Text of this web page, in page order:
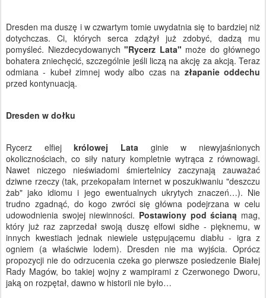
Dresden ma duszę i w czwartym tomie uwydatnia się to bardziej niż
dotychczas. Ci, których serca zdążył już zdobyć, dadzą mu
pomyśleć. Niezdecydowanych "Rycerz Lata" może do głównego
bohatera zniechęcić, szczególnie jeśli liczą na akcję za akcją. Teraz
odmiana - kubeł zimnej wody albo czas na złapanie oddechu
przed kontynuacją.
Dresden w dołku
Rycerz elfiejkrólowej Lata ginie w niewyjaśnionych
okolicznościach, co siły natury kompletnie wytrąca z równowagi.
Nawet niczego nieświadomi śmiertelnicy zaczynają zauważać
dziwne rzeczy (tak, przekopałam internet w poszukiwaniu "deszczu
żab" jako idiomu i jego ewentualnych ukrytych znaczeń…). Nie
trudno zgadnąć, do kogo zwróci się główna podejrzana w celu
udowodnienia swojej niewinności. Postawiony pod ścianą mag,
który już raz zaprzedał swoją duszę elfowi sidhe - pięknemu, w
innych kwestiach jednak niewiele ustępującemu diabłu - igra z
ogniem (a właściwie lodem). Dresden nie ma wyjścia. Oprócz
propozycji nie do odrzucenia czeka go pierwsze posiedzenie Białej
Rady Magów, bo takiej wojny z wampirami z Czerwonego Dworu,
jaką on rozpętał, dawno w historii nie było…